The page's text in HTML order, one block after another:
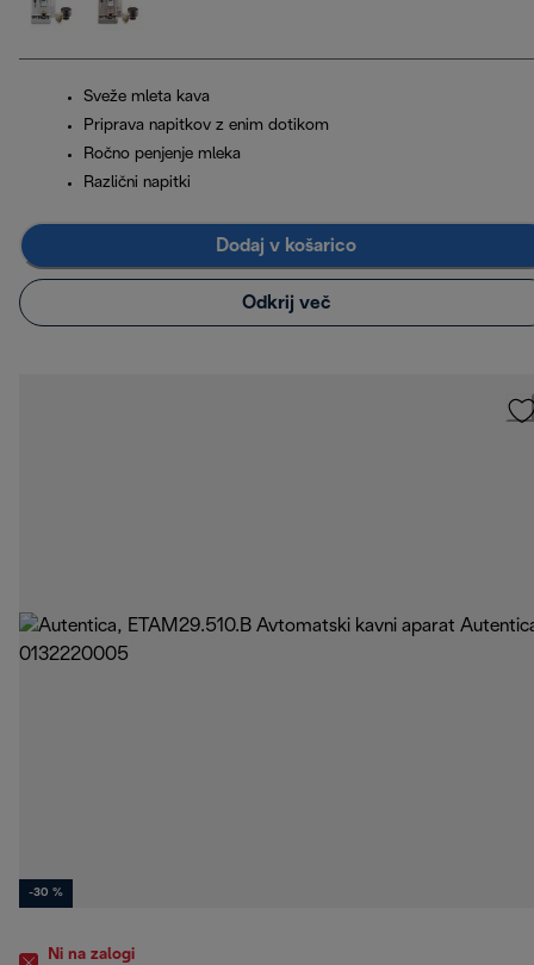
Sveže mleta kava
Priprava napitkov z enim dotikom
Ročno penjenje mleka
Različni napitki
Dodaj v košarico
Odkrij več
-30 %
Ni na zalogi